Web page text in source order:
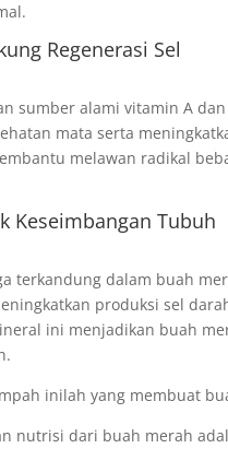
Regenerasi Sel
sumber alami vitamin A
mata serta
melawan radikal
Keseimbangan Tubuh
terkandung dalam buah
produksi sel
ini menjadikan buah
inilah yang membuat
nutrisi dari buah merah